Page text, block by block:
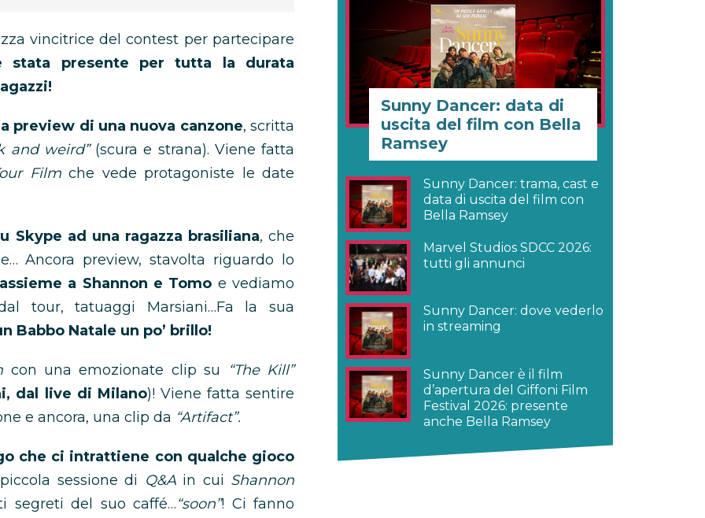
vincitrice del contest per partecipare
stata presente per tutta la durata
preview di una nuova canzone, scritta
and weird”(scura e strana). Viene fatta
Filmche vede protagoniste le date
Skype ad una ragazza brasiliana, che
Ancora preview, stavolta riguardo lo
a Shannon e Tomo e vediamo
tour, tatuaggi Marsiani…Fa la sua
Babbo Natale un po’ brillo!
con una emozionate clip su “The Kill”
dal live di Milano)! Viene fatta sentire
e ancora, una clip da “Artifact”.
che ci intrattiene con qualche gioco
sessione di Q&Ain cui Shannon
segreti del suo caffé…“soon”! Ci fanno
Sunny Dancer: data di
uscita del film con Bella
Ramsey
Sunny Dancer: trama, cast e
data di uscita del film con
Bella Ramsey
Marvel Studios SDCC 2026:
tutti gli annunci
Sunny Dancer: dove vederlo
in streaming
Sunny Dancer è il film
d’apertura del Giffoni Film
Festival 2026: presente
anche Bella Ramsey